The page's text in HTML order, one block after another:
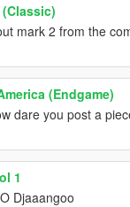
mark 2 from the
(Endgame)
dare you post a
1
Djaaangoo